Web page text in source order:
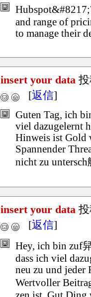
and range of
to manage their
insert your data 投
[返信]
Guten Tag, ich
viel dazugelernt
Hinweis ist Gold
Spannender
nicht zu
insert your data 投
[返信]
Hey, ich bin zuf
dass ich viel
neu zu und jeder
Wertvoller